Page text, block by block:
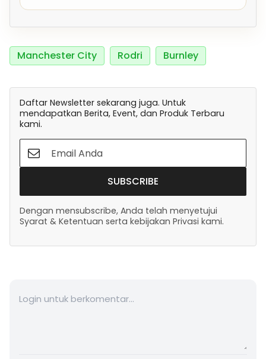
Manchester City Rodri Burnley
Daftar Newsletter sekarang juga. Untuk
mendapatkan Berita, Event, dan Produk Terbaru
kami.
SUBSCRIBE
Dengan mensubscribe, Anda telah menyetujui
Syarat & Ketentuan serta kebijakan Privasi kami.